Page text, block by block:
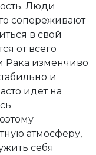
Люди
сопереживают
в свой
от всего
Рака изменчиво
и
идет на
атмосферу,
себя